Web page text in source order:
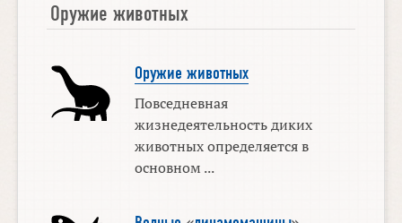
Оружие животных
Оружие животных
Повседневная
жизнедеятельность диких
животных определяется в
основном ...